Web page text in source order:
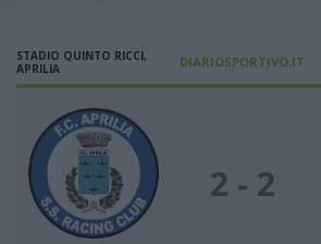
STADIO QUINTO RICCI,
APRILIA
DIARIOSPORTIVO.IT
2 - 2